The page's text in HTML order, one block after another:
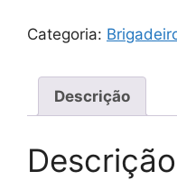
Categoria:
Descrição
Descrição